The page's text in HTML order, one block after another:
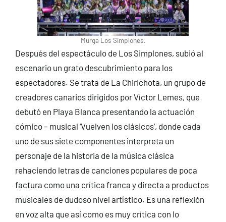
Murga Los Simplones.
Después del espectáculo de Los Simplones, subió al
escenario un grato descubrimiento para los
espectadores. Se trata de La Chirichota, un grupo de
creadores canarios dirigidos por Víctor Lemes, que
debutó en Playa Blanca presentando la actuación
cómico – musical ‘Vuelven los clásicos’, donde cada
uno de sus siete componentes interpreta un
personaje de la historia de la música clásica
rehaciendo letras de canciones populares de poca
factura como una crítica franca y directa a productos
musicales de dudoso nivel artístico. Es una reflexión
en voz alta que así como es muy crítica con lo